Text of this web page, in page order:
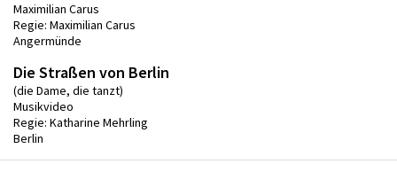
Maximilian Carus
Regie: Maximilian Carus
Angermünde
Die Straßen von Berlin
(die Dame, die tanzt)
Musikvideo
Regie: Katharine Mehrling
Berlin